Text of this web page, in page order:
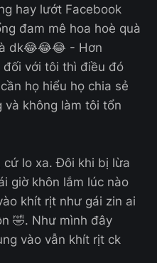
hay lướt Facebook
đam mê hoa hoè quà
dk😂😂😂 - Hơn
đối với tôi thì điều đó
họ hiểu họ chia sẻ
và không làm tôi tổn
cứ lo xa. Đôi khi bị lừa
giờ khôn lắm lúc nào
khít rịt như gái zin ai
🤣. Như mình đây
vào vẫn khít rịt ck